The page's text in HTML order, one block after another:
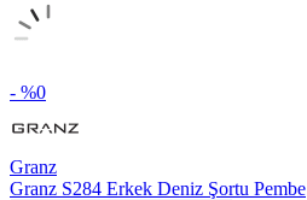
- %0
Granz
Granz S284 Erkek Deniz Şortu Pembe